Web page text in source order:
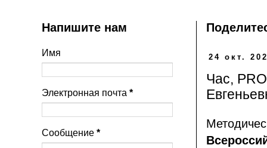
24 окт.
Час,
Напишите нам
Имя
Электронная почта *
Сообщение *